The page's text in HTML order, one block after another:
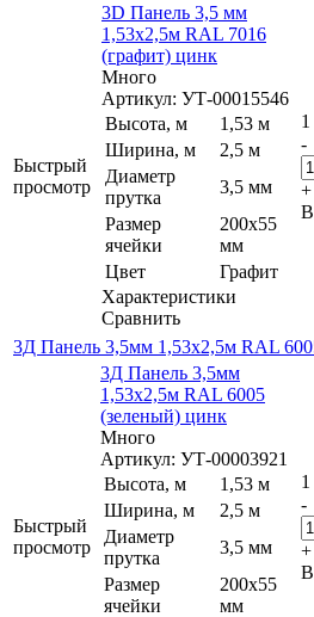
Быстрый
просмотр
3D Панель 3,5 мм
1,53х2,5м RAL 7016
(графит) цинк
Много
Артикул: УТ-00015546
Высота, м
1,53 м
Ширина, м
2,5 м
Диаметр
прутка
3,5 мм
Размер
ячейки
200х55
мм
Цвет
Графит
Характеристики
Сравнить
-
+
В
3Д Панель 3,5мм 1,53х2,5м RAL
Быстрый
просмотр
3Д Панель 3,5мм
1,53х2,5м RAL 6005
(зеленый) цинк
Много
Артикул: УТ-00003921
Высота, м
1,53 м
Ширина, м
2,5 м
Диаметр
прутка
3,5 мм
Размер
ячейки
200х55
мм
-
+
В